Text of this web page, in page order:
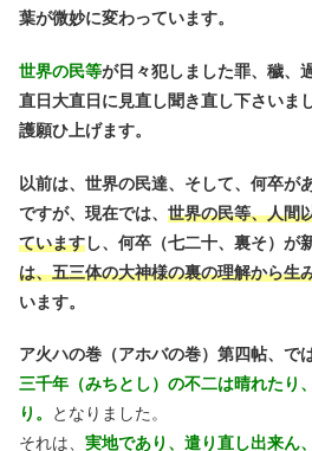
葉が微妙に変わっています。
世界の民等が日々犯しました罪、穢、
直日大直日に見直し聞き直し下さいま
護願ひ上げます。
以前は、世界の民達、そして、何卒が
ですが、現在では、 世界の民等、人間
ていますし、何卒（七二十、裏そ）が
は、五三体の大神様の裏の理解から生
います。
ア火ハの巻（アホバの巻）第四帖、では
三千年（みちとし）の不二は晴れたり
り。
となりました。
それは、 実地であり、遣り直し出来ん、